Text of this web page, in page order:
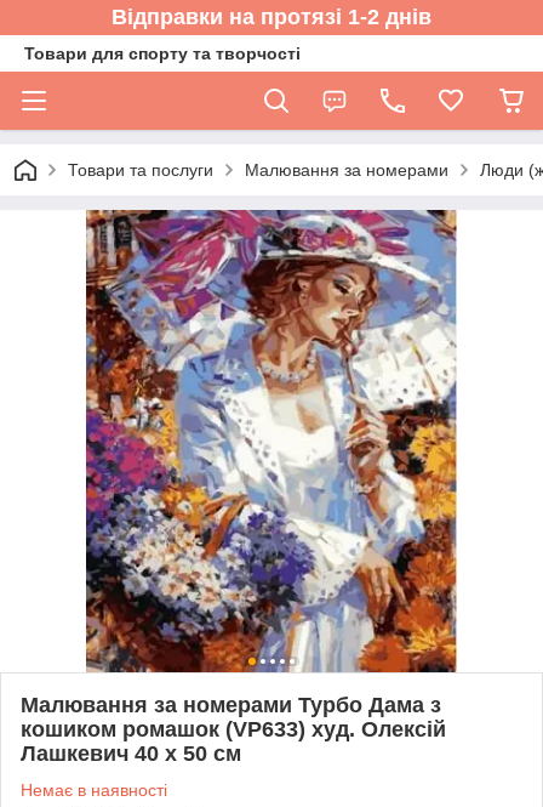
Відправки на протязі 1-2 днів
Товари для спорту та творчості
Товари та послуги Малювання за номерами Люди
Малювання за номерами Турбо Дама з
кошиком ромашок (VP633) худ. Олексій
Лашкевич 40 х 50 см
Немає в наявності